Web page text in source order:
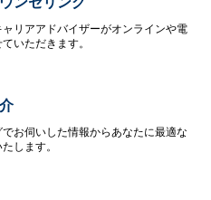
リアアドバイザーがオンラインや電
いただきます。
お伺いした情報からあなたに最適な
します。